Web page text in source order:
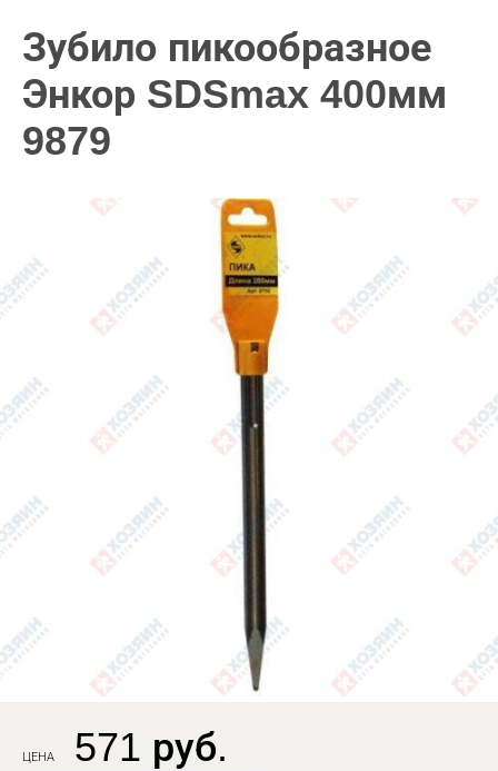
Зубило пикообразное
Энкор SDSmax 400мм
9879
ЦЕНА 571 руб.